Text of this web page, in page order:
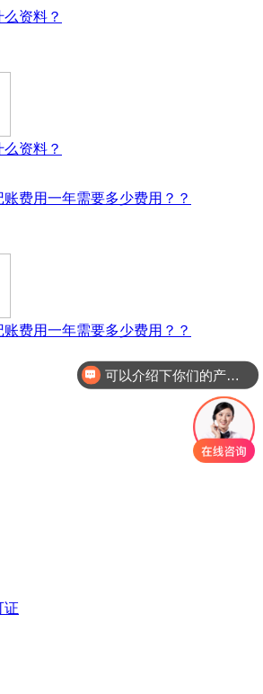
资料？
资料？
费用一年需要多少费用？？
费用一年需要多少费用？？
证
可以介绍下你们的产品么